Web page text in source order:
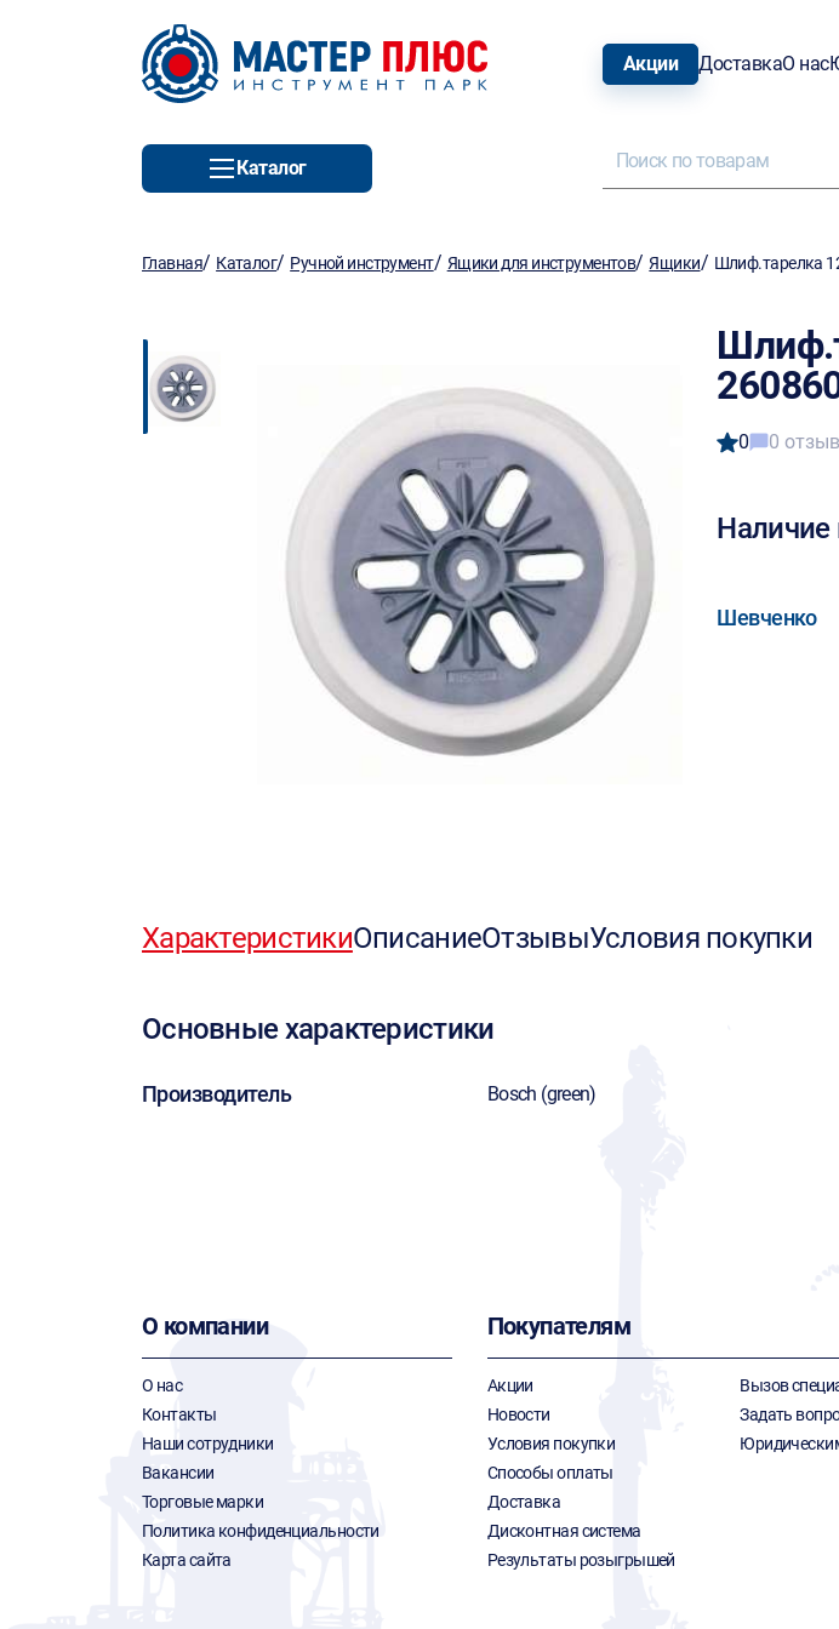
Акции ДоставкаО нас
Каталог
Главная/ Каталог/ Ручной инструмент/ Ящики для инструментов/Ящики/ Шлиф.тарелка
0 0
Наличие
Шевченко
ХарактеристикиОписаниеОтзывыУсловия покупки
Основные характеристики
Производитель Bosch (green)
О компании
О нас
Контакты
Наши сотрудники
Вакансии
Торговые марки
Политика конфиденциальности
Карта сайта
Покупателям
Акции
Новости
Условия покупки
Способы оплаты
Доставка
Дисконтная система
Результаты розыгрышей
Вызов
Задать